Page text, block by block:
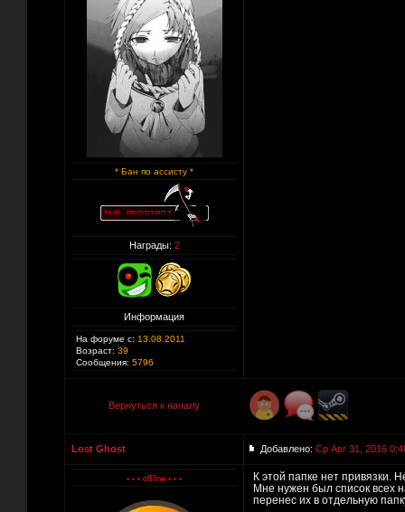
* Бан по ассисту *
Награды: 2
Информация
На форуме с: 13.08.2011
Возраст: 39
Сообщения: 5796
Вернуться к началу
Lost Ghost Добавлено: Ср Авг 31, 2016
К этой папке нет привязки.
Мне нужен был список всех
перенес их в отдельную